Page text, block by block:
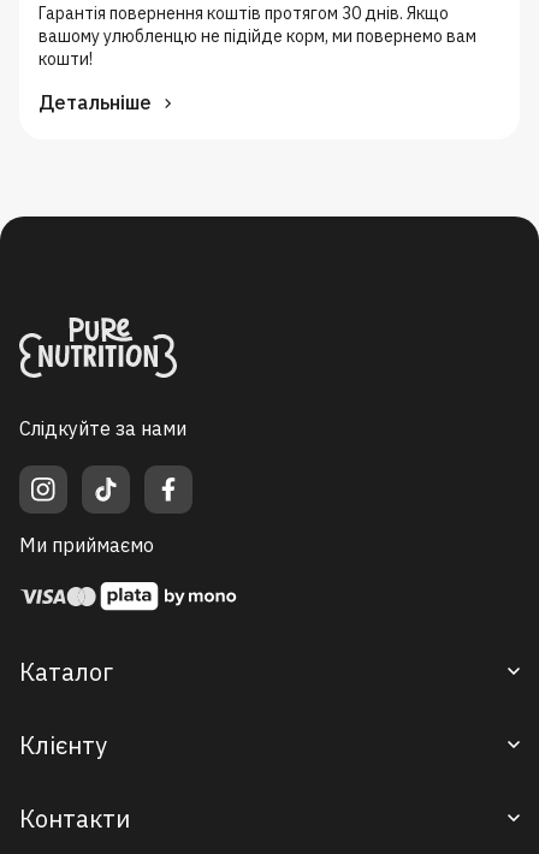
Гарантія повернення коштів протягом 30 днів. Якщо
вашому улюбленцю не підійде корм, ми повернемо вам
кошти!
Детальніше
Слідкуйте за нами
Ми приймаємо
Каталог
Корм для малих порід
Смаколики
Клієнту
Контакти
Контакти